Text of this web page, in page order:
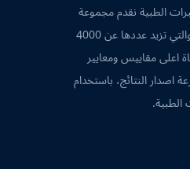
الطبية نقدم مجموعة
متنوعة من الفحوصات والتي تزيد عددها عن 4000
اعلى مقاييس ومعايير
اصدار النتائج، باستخدام